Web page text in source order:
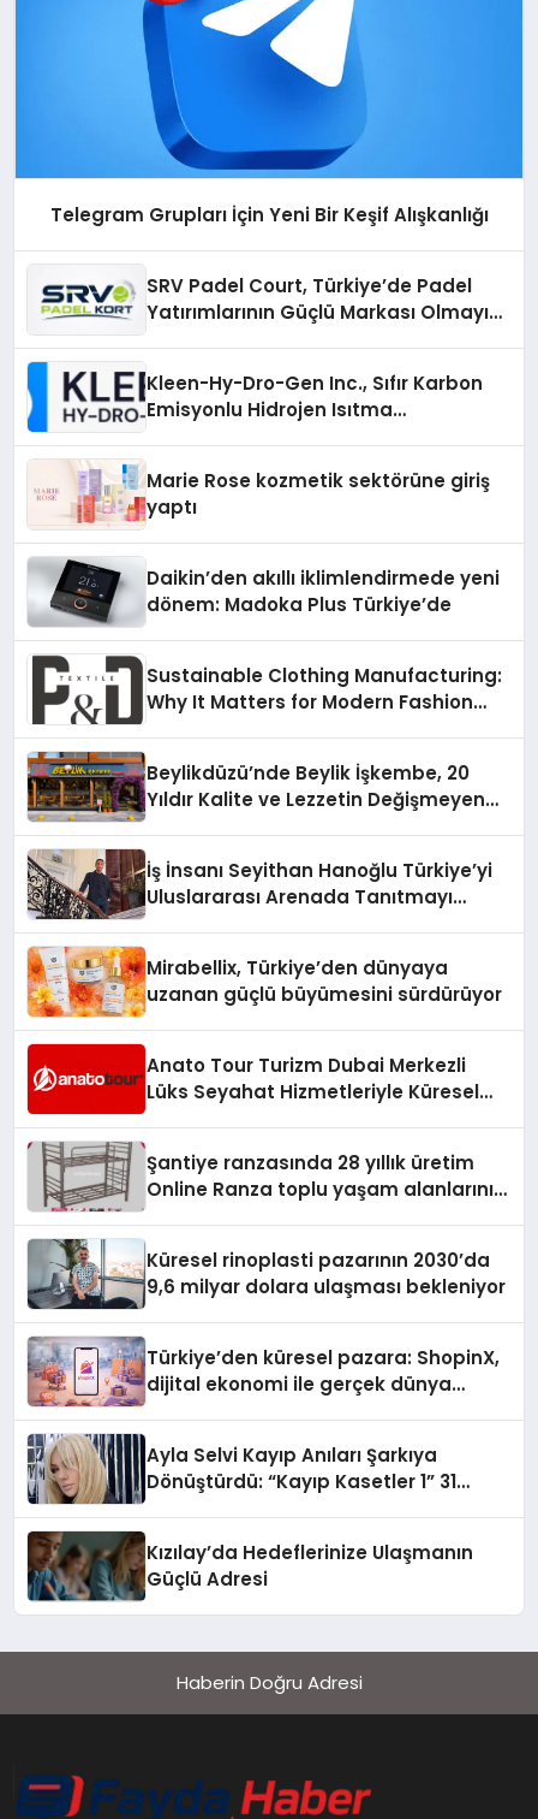
Telegram Grupları İçin Yeni Bir Keşif Alışkanlığı
SRV Padel Court, Türkiye’de Padel
Yatırımlarının Güçlü Markası Olmayı
Kleen-Hy-Dro-Gen Inc., Sıfır Karbon
Emisyonlu Hidrojen Isıtma
Marie Rose kozmetik sektörüne giriş
yaptı
Daikin’den akıllı iklimlendirmede yeni
dönem: Madoka Plus Türkiye’de
Sustainable Clothing Manufacturing:
Why It Matters for Modern Fashion
Beylikdüzü’nde Beylik İşkembe, 20
Yıldır Kalite ve Lezzetin Değişmeyen
İş İnsanı Seyithan Hanoğlu Türkiye’yi
Uluslararası Arenada Tanıtmayı
Mirabellix, Türkiye’den dünyaya
uzanan güçlü büyümesini sürdürüyor
Anato Tour Turizm Dubai Merkezli
Lüks Seyahat Hizmetleriyle Küresel
Şantiye ranzasında 28 yıllık üretim
Online Ranza toplu yaşam alanlarını
Küresel rinoplasti pazarının 2030’da
9,6 milyar dolara ulaşması bekleniyor
Türkiye’den küresel pazara: ShopinX,
dijital ekonomi ile gerçek dünya
Ayla Selvi Kayıp Anıları Şarkıya
Dönüştürdü: “Kayıp Kasetler 1” 31
Kızılay’da Hedeflerinize Ulaşmanın
Güçlü Adresi
Haberin Doğru Adresi